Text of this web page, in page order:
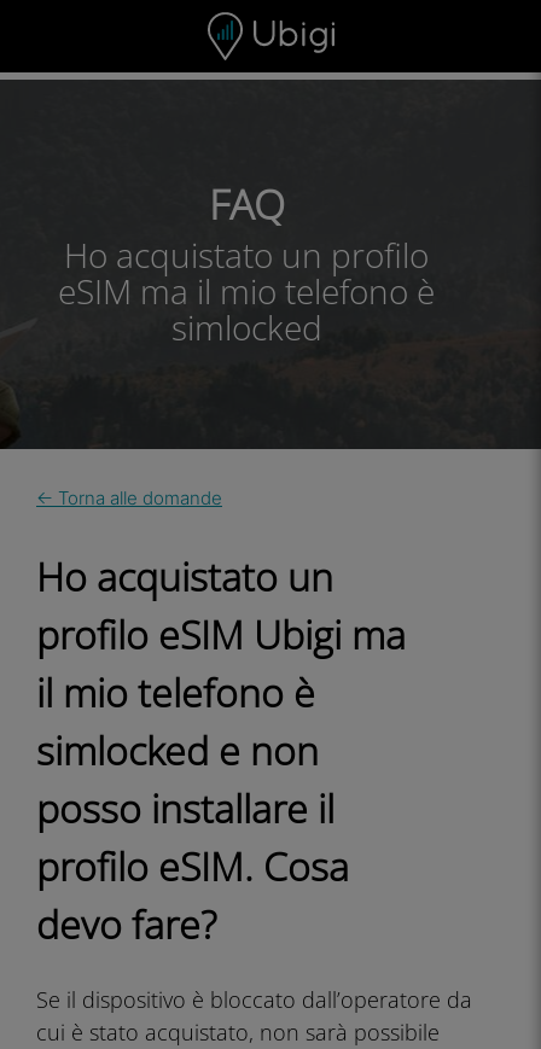
Barra di navigazione
FAQ
Ho acquistato un profilo
eSIM ma il mio telefono è
simlocked
← Torna alle domande
Ho acquistato un
profilo eSIM Ubigi ma
il mio telefono è
simlocked e non
posso installare il
profilo eSIM. Cosa
devo fare?
Se il dispositivo è bloccato dall’operatore da
cui è stato acquistato, non sarà possibile